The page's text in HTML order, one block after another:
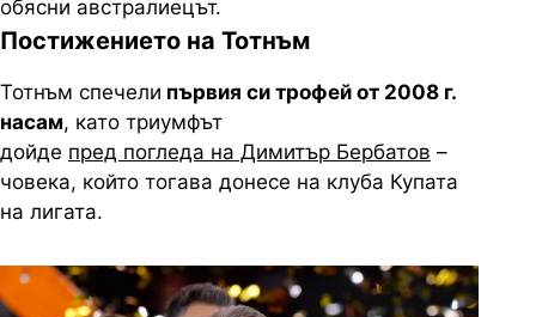
обясни австралиецът.
Постижението на Тотнъм
Тотнъм спечели първия си трофей от 2008 г.
насам, като триумфът
дойде пред погледа на Димитър Бербатов –
човека, който тогава донесе на клуба Купата
на лигата.